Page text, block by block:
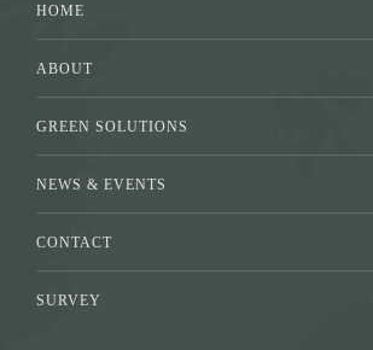
HOME
ABOUT
GREEN SOLUTIONS
NEWS & EVENTS
CONTACT
SURVEY